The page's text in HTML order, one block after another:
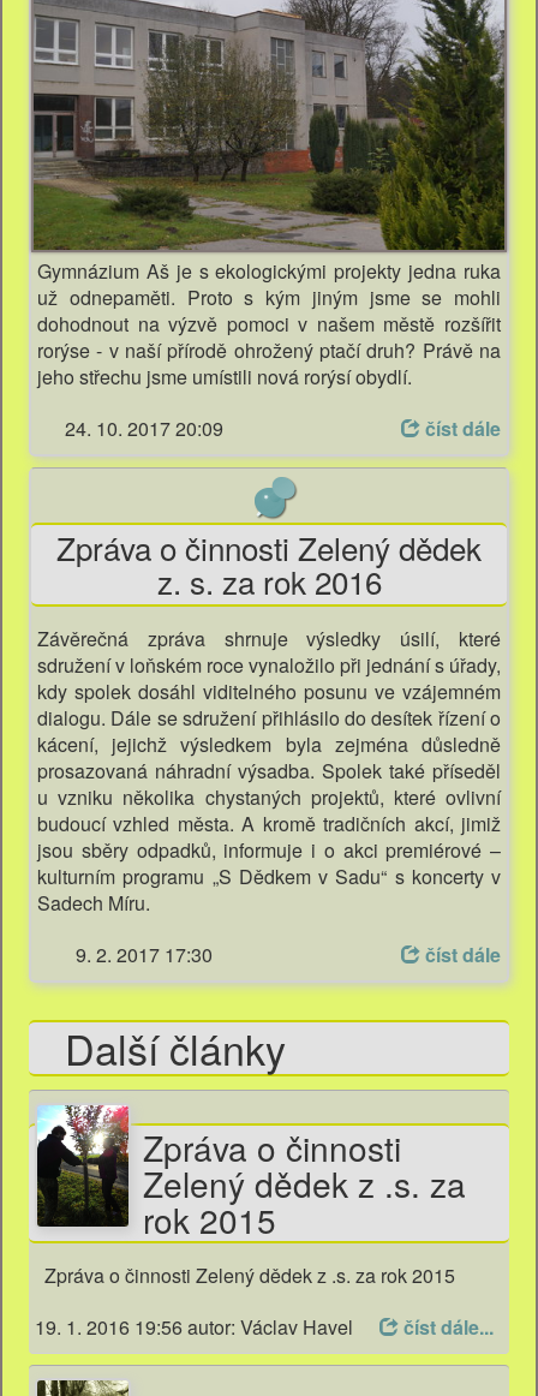
Gymnázium Aš je s ekologickými projekty jedna ruka
už odnepaměti. Proto s kým jiným jsme se mohli
dohodnout na výzvě pomoci v našem městě rozšířit
rorýse - v naší přírodě ohrožený ptačí druh? Právě na
jeho střechu jsme umístili nová rorýsí obydlí.
24. 10. 2017 20:09
číst dále
Zpráva o činnosti Zelený dědek
z. s. za rok 2016
Závěrečná zpráva shrnuje výsledky úsilí, které
sdružení v loňském roce vynaložilo při jednání s úřady,
kdy spolek dosáhl viditelného posunu ve vzájemném
dialogu. Dále se sdružení přihlásilo do desítek řízení o
kácení, jejichž výsledkem byla zejména důsledně
prosazovaná náhradní výsadba. Spolek také příseděl
u vzniku několika chystaných projektů, které ovlivní
budoucí vzhled města. A kromě tradičních akcí, jimiž
jsou sběry odpadků, informuje i o akci premiérové –
kulturním programu „S Dědkem v Sadu“ s koncerty v
Sadech Míru.
9. 2. 2017 17:30
číst dále
Další články
Zpráva o činnosti
Zelený dědek z .s. za
rok 2015
Zpráva o činnosti Zelený dědek z .s. za rok 2015
19. 1. 2016 19:56autor: Václav Havel číst dále...